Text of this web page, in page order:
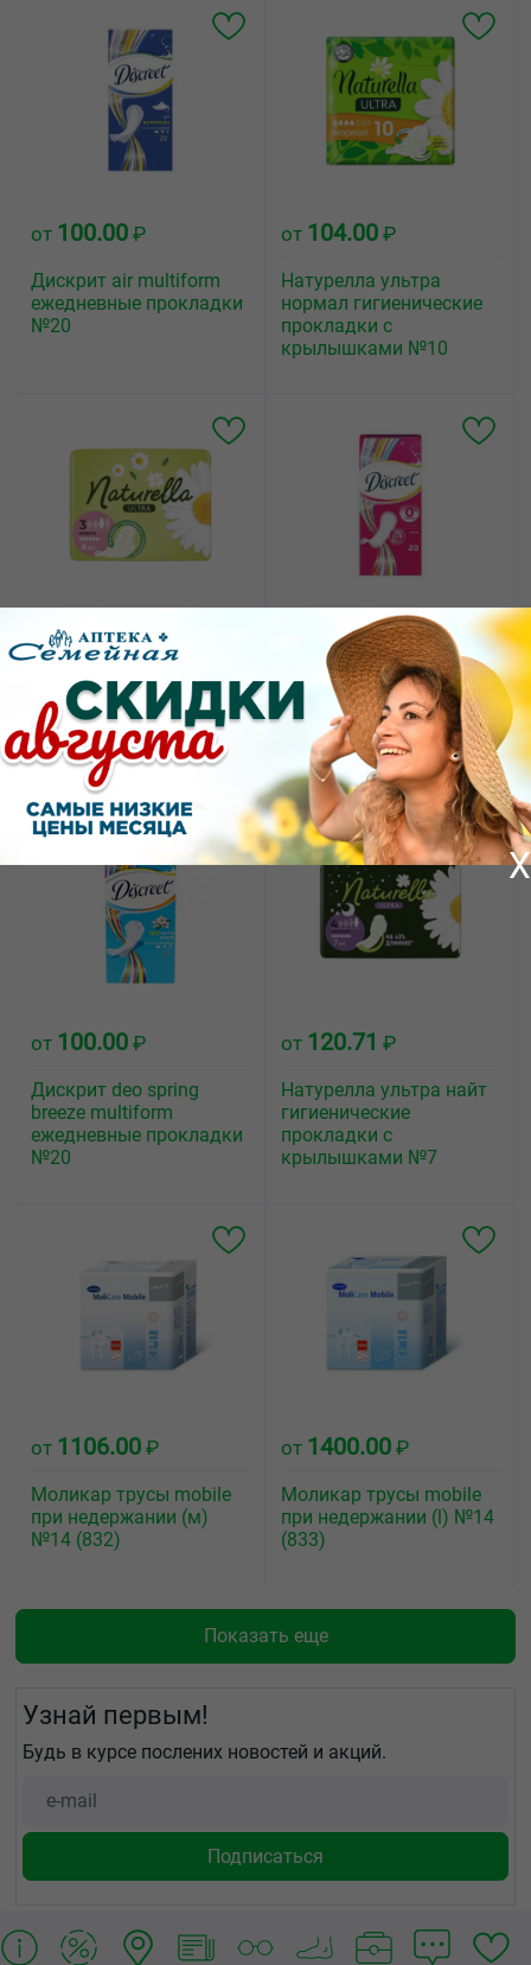
от 100.00 ₽
Дискрит air multiform
ежедневные прокладки
№20
от 104.00 ₽
Натурелла ультра
нормал гигиенические
прокладки с
крылышками №10
от114.80₽
Натурелла ультра
макси гигиенические
прокладки с
крылышками №8
110.00₽
Дискрит normal
ежедневные прокладки
№20
от 100.00 ₽
Дискрит deo spring
breeze multiform
ежедневные прокладки
№20
от 120.71 ₽
Натурелла ультра найт
гигиенические
прокладки с
крылышками №7
от 1106.00 ₽
Моликар трусы mobile
при недержании (м)
№14 (832)
от 1400.00 ₽
Моликар трусы mobile
при недержании (l) №14
(833)
Показать еще
Узнай первым!
Будь в курсе послених новостей и акций.
X